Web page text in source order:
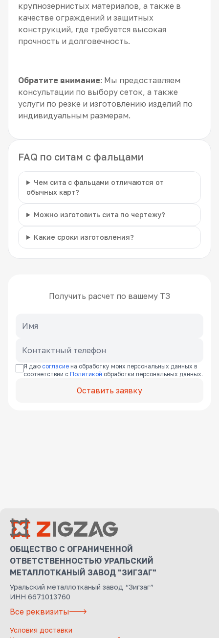
крупнозернистых материалов, а также в
качестве ограждений и защитных
конструкций, где требуется высокая
прочность и долговечность.
Обратите внимание: Мы предоставляем
консультации по выбору сеток, а также
услуги по резке и изготовлению изделий по
индивидуальным размерам.
FAQ по ситам с фальцами
Чем сита с фальцами отличаются от
обычных карт?
Можно изготовить сита по чертежу?
Какие сроки изготовления?
Получить расчет по вашему ТЗ
Я даю согласие на обработку моих персональных данных в
соответствии с Политикой обработки персональных данных.
Оставить заявку
ОБЩЕСТВО С ОГРАНИЧЕННОЙ
ОТВЕТСТВЕННОСТЬЮ УРАЛЬСКИЙ
МЕТАЛЛОТКАНЫЙ ЗАВОД "ЗИГЗАГ"
Уральский металлотканый завод “Зигзаг”
ИНН 6671013760
Все реквизиты
Условия доставки